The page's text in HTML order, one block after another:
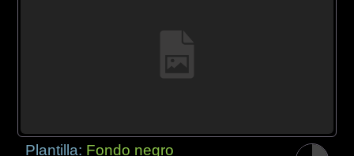
Plantilla: Fondo negro